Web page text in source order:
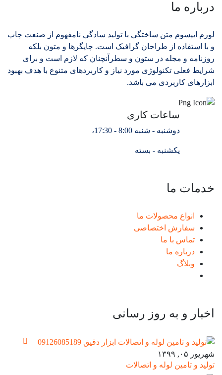
درباره ما
لورم ایپسوم متن ساختگی با تولید سادگی نامفهوم از صنعت چاپ
و با استفاده از طراحان گرافیک است. چاپگرها و متون بلکه
روزنامه و مجله در ستون و سطرآنچنان که لازم است و برای
شرایط فعلی تکنولوژی مورد نیاز و کاربردهای متنوع با هدف بهبود
ابزارهای کاربردی می باشد.
ساعات کاری
دوشنبه - شنبه 8:00 - 17:30،
یکشنبه - بسته
خدمات ما
انواع محصولات ما
سفارش اختصاصی
تماس با ما
درباره ما
وبلاگ
اخبار و به روز رسانی
شهریور ۰۵, ۱۳۹۹
تولید و تامین لوله و اتصالات